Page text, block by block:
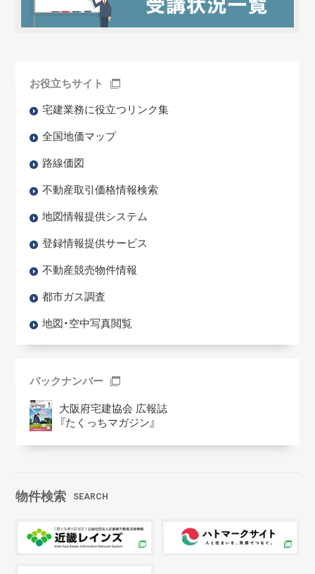
お役立ちサイト
宅建業務に役立つリンク集
全国地価マップ
路線価図
不動産取引価格情報検索
地図情報提供システム
登録情報提供サービス
不動産競売物件情報
都市ガス調査
地図・空中写真閲覧
バックナンバー
大阪府宅建協会 広報誌
『たくっちマガジン』
物件検索 SEARCH